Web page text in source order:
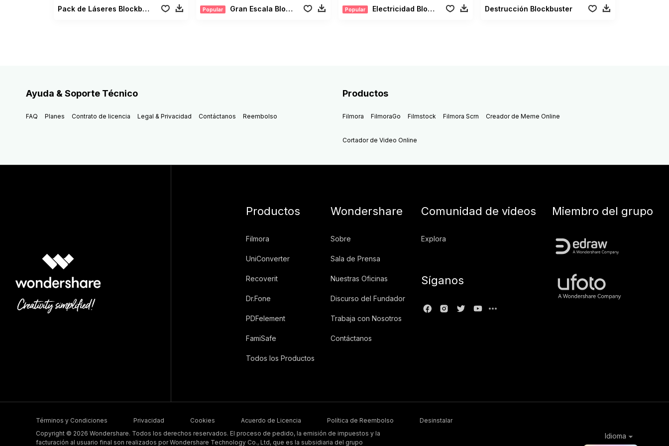
Pack de Láseres Blockbuster Popular Gran Escala Blockbuster Popular Electricidad Blockbuster Destrucción Blockbuster
Ayuda & Soporte Técnico
FAQ Planes Contrato de licencia Legal & Privacidad Contáctanos Reembolso
Productos
Filmora FilmoraGo Filmstock Filmora Scrn Creador de Meme Online
Cortador de Video Online
Productos
Filmora
UniConverter
Recoverit
Dr.Fone
PDFelement
FamiSafe
Todos los Productos
Wondershare
Sobre
Sala de Prensa
Nuestras Oficinas
Discurso del Fundador
Trabaja con Nosotros
Contáctanos
Comunidad de videos
Explora
Síganos
Miembro del grupo
Términos y Condiciones Privacidad Cookies Acuerdo de Licencia Política de Reembolso
Desinstalar
Copyright © 2026 Wondershare. Todos los derechos reservados. El proceso de pedido, la emisión de impuestos y la
facturación al usuario final son realizados por Wondershare Technology Co., Ltd, que es la subsidiaria del grupo
Idioma